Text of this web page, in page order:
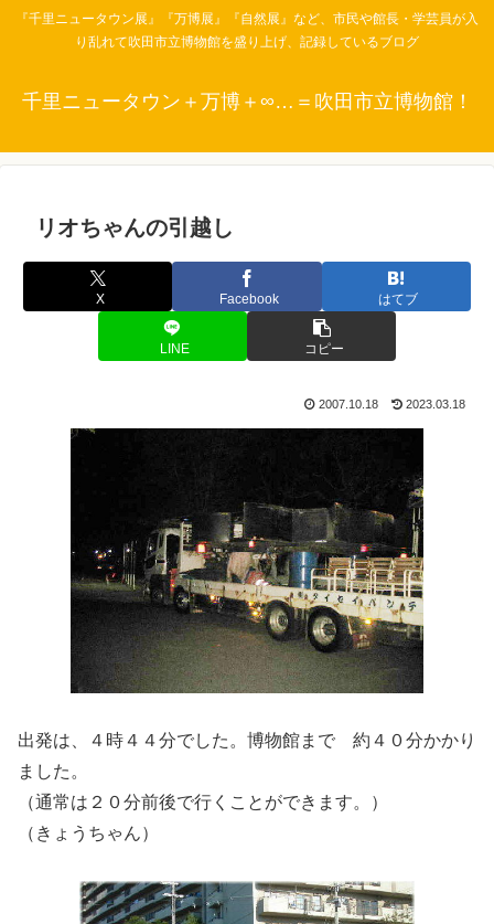
『千里ニュータウン展』『万博展』『自然展』など、市民や館長・学芸員が入
り乱れて吹田市立博物館を盛り上げ、記録しているブログ
千里ニュータウン＋万博＋∞…＝吹田市立博物館！
リオちゃんの引越し
X Facebook はてブ
LINE コピー
2007.10.18 2023.03.18
出発は、４時４４分でした。博物館まで 約４０分かかり
ました。
（通常は２０分前後で行くことができます。）
（きょうちゃん）